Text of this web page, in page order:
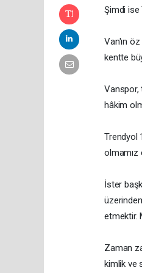
Şimdi ise
Van'ın
kentte
Vanspor,
hâkim
Trendyol
olmamız
İster
etmektir.
Zaman
kimlik ve